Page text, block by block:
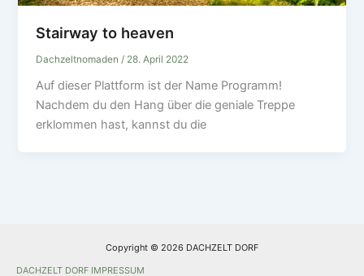
Stairway to heaven
Dachzeltnomaden / 28. April 2022
Auf dieser Plattform ist der Name Programm!
Nachdem du den Hang über die geniale Treppe
erklommen hast, kannst du die
Copyright © 2026 DACHZELT DORF
DACHZELT DORF IMPRESSUM